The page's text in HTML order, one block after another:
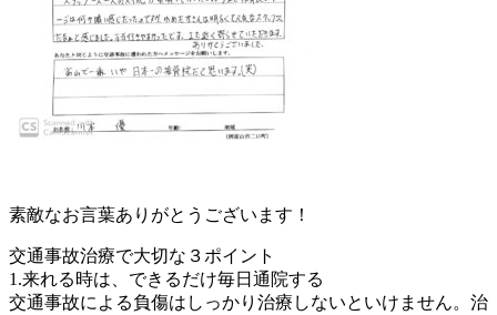
素敵なお言葉ありがとうございます！
交通事故治療で大切な３ポイント
1.来れる時は、できるだけ毎日通院する
交通事故による負傷はしっかり治療しないといけません。治